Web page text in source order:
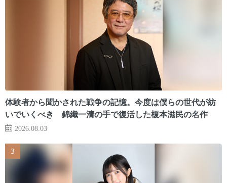
体験者から聞かされた戦争の記憶。今度は僕らの世代が紡
いでいくべき 錦織一清の手で復活した榎本滋民の名作
2026.08.03